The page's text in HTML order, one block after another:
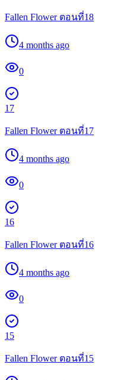
Fallen Flower ตอนที่18
4 months ago
0
17
Fallen Flower ตอนที่17
4 months ago
0
16
Fallen Flower ตอนที่16
4 months ago
0
15
Fallen Flower ตอนที่15